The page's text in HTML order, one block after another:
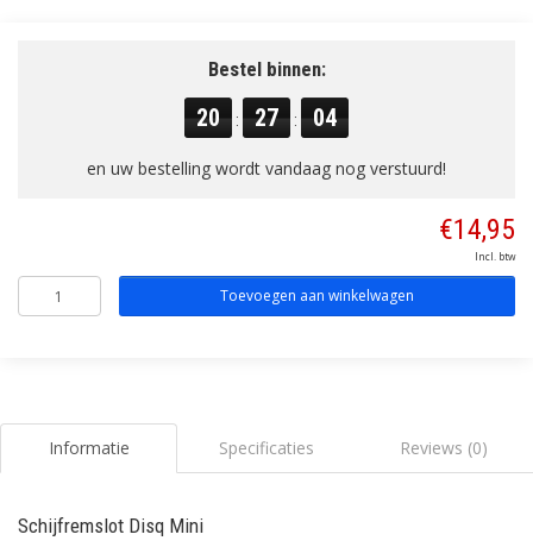
Bestel binnen:
20 : 27 : 03
en uw bestelling wordt vandaag nog verstuurd!
€14,95
Incl. btw
Toevoegen aan winkelwagen
Informatie Specificaties Reviews (0)
Schijfremslot Disq Mini